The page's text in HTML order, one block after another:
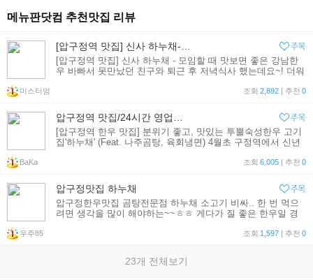
메뉴판닷컴 추천맛집 리뷰
[압구정역 맛집] 신사 하누채 - 모임할 때 맛보면 좋은 강남한
우 바빠서 못만났던 친구와 퇴근 후 저녁식사 했는데요~! 더워
미스터엄 조회 2,892 | 추천 0
[압구정역 한우 맛집] 분위기 좋고, 맛있는 투뿔숙성한우 고기
집'하누채' (Feat. 나주곰탕, 육회냉면) 4월초 구정역에서 신년
모형님 키누님과 오랜만에 뵙고 소주를 콸콸콸~ 미국에서
BaKa 조회 6,005 | 추천 0
압구정맛집 하누채
압구정한우맛집 곰탕전문점 하누채 소고기 비싸.. 한 번 먹으
려면 생각을 많이 해야하는~~ㅎㅎ 게다가 질 좋은 한우일 경
우주85 조회 1,597 | 추천 0
23개 전체보기